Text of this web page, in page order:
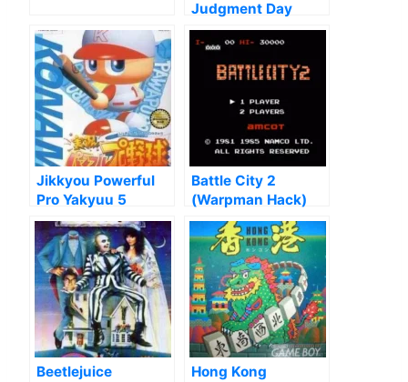
Judgment Day
Jikkyou Powerful
Pro Yakyuu 5
Battle City 2
(Warpman Hack)
Beetlejuice Hong Kong